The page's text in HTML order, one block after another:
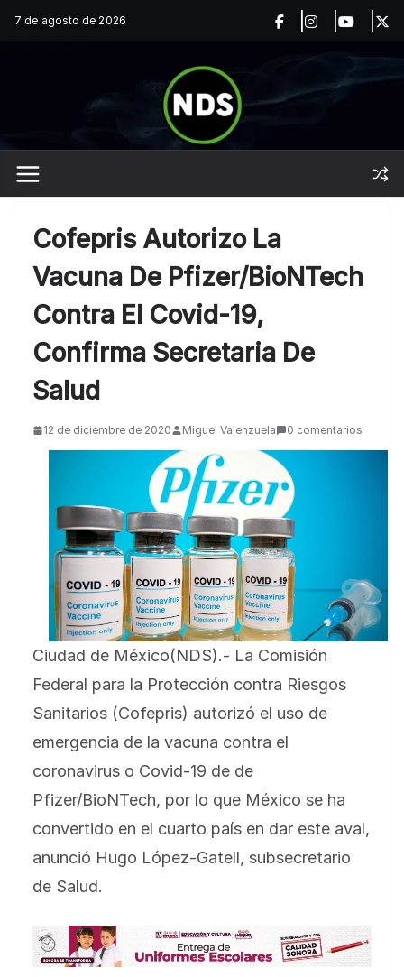
Saltar
al
7 de agosto de 2026
Cofepris Autorizo La
Vacuna De Pfizer/BioNTech
Contra El Covid-19,
Confirma Secretaria De
Salud
12 de diciembre de 2020 Miguel Valenzuela 0 comentarios
Ciudad de México(NDS).- La Comisión
Federal para la Protección contra Riesgos
Sanitarios (Cofepris) autorizó el uso de
emergencia de la vacuna contra el
coronavirus o Covid-19 de de
Pfizer/BioNTech, por lo que México se ha
convertido en el cuarto país en dar este aval,
anunció Hugo López-Gatell, subsecretario
de Salud.